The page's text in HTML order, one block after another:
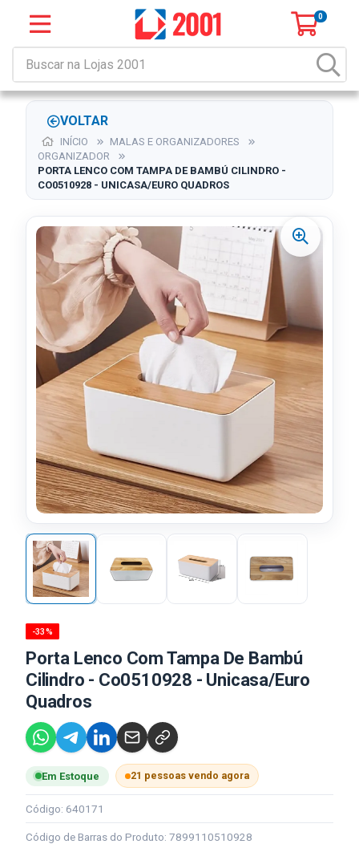
0
VOLTAR
INÍCIO
MALAS E ORGANIZADORES
ORGANIZADOR
PORTA LENCO COM TAMPA DE BAMBÚ CILINDRO -
CO0510928 - UNICASA/EURO QUADROS
-33%
Porta Lenco Com Tampa De Bambú
Cilindro - Co0510928 - Unicasa/Euro
Quadros
Em Estoque 21 pessoas vendo agora
Código: 640171
Código de Barras do Produto: 7899110510928